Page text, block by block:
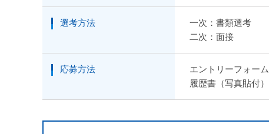
選考方法
一次：書類選考
二次：面接
応募方法
エントリーフォー
履歴書（写真貼付